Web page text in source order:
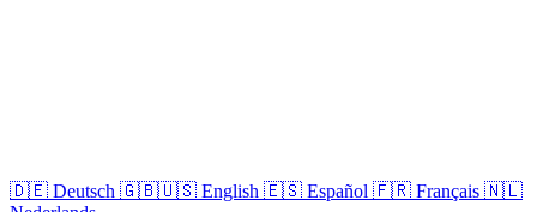
🇩🇪 Deutsch 🇬🇧🇺🇸 English 🇪🇸 Español 🇫🇷 Français 🇳🇱